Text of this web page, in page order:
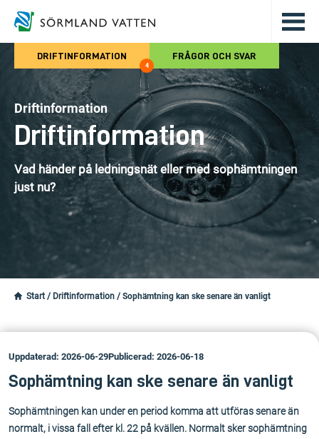
Hoppa till det huvudsakliga
DRIFTINFORMATION
4
FRÅGOR OCH SVAR
Driftinformation
Driftinformation
Vad händer på ledningsnät eller med sophämtningen
just nu?
Start / Driftinformation / Sophämtning kan ske senare än vanligt
Uppdaterad: 2026-06-29Publicerad: 2026-06-18
Sophämtning kan ske senare än vanligt
Sophämtningen kan under en period komma att utföras senare än
normalt, i vissa fall efter kl. 22 på kvällen. Normalt sker sophämtning